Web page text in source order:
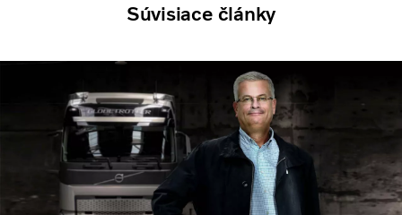
Súvisiace články